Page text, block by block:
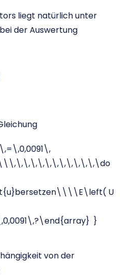
liegt natürlich unter
der Auswertung
U
}
von der